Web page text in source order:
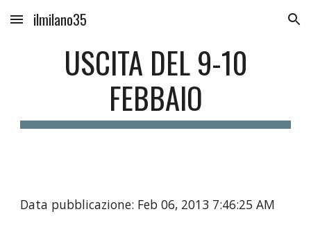
Skip to main content Skip to navigation
ilmilano35
USCITA DEL 9-10
FEBBAIO
Data pubblicazione: Feb 06, 2013 7:46:25 AM